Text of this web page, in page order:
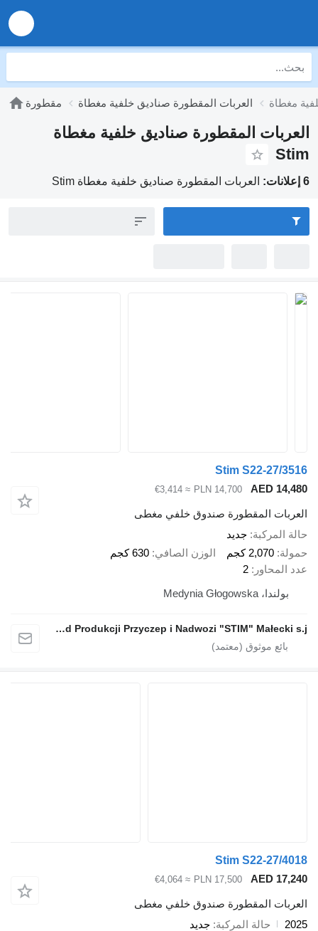
مقطورة العربات المقطورة صناديق خلفية مغطاة
العربات المقطورة صناديق خلفية مغطاة
Stim
6 إعلانات: العربات المقطورة صناديق خلفية مغطاة Stim
Stim S22-27/3516
AED 14,480
PLN 14,700
≈ €3,414
العربات المقطورة صندوق خلفي مغطى
حالة المركبة جديد
حمولة 2,070 كجم الوزن الصافي 630 كجم
عدد المحاور
2
بولندا، Medynia Głogowska
Zakład Produkcji Przyczep i Nadwozi "STIM" Małecki s.j.
Stim S22-27/4018
AED 17,240
PLN 17,500
≈ €4,064
العربات المقطورة صندوق خلفي مغطى
2025
حالة المركبة جديد